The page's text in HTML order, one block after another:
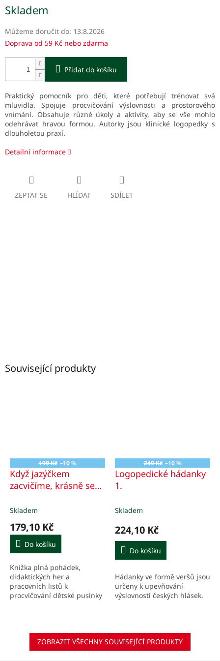
cena:
Skladem
Můžeme doručit do: 13.8.2026
Doprava od 59 Kč nebo zdarma
Přidat do košíku
Praktický pomocník pro děti, které potřebují trénovat svá
mluvidla. Spojuje procvičování výslovnosti a prostorového
vnímání. Obsahuje různé úkoly a aktivity, aby se vše mohlo
odehrávat hravou formou. Autorky jsou klinické logopedky s
dlouholetou praxí.
Detailní informace
ZEPTAT SE HLÍDAT SDÍLET
Související produkty
199 Kč –10 %
Když jazýčkem
zacvičíme, krásně se
Pohádky pro
logopedickou prevenci
Skladem
179,10 Kč
Do košíku
Knížka plná pohádek,
didaktických her a
pracovních listů k
procvičování dětské pusinky
aby se mu...
249 Kč –10 %
Logopedické hádanky
1.
Skladem
224,10 Kč
Do košíku
Hádanky ve formě veršů jsou
určeny k upevňování
výslovnosti českých hlásek.
ZOBRAZIT VŠECHNY SOUVISEJÍCÍ PRODUKTY